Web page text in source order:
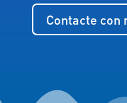
Contacte con